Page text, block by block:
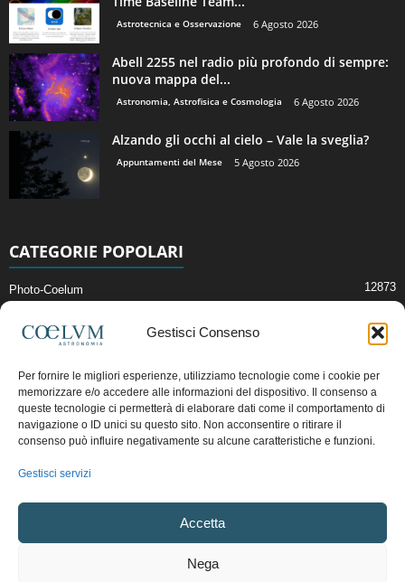
Gestisci Consenso
Per fornire le migliori esperienze, utilizziamo tecnologie come i cookie per
memorizzare e/o accedere alle informazioni del dispositivo. Il consenso a
queste tecnologie ci permetterà di elaborare dati come il comportamento di
navigazione o ID unici su questo sito. Non acconsentire o ritirare il
consenso può influire negativamente su alcune caratteristiche e funzioni.
Gestisci servizi
Accetta
Nega
Astrotecnica e Osservazione 6 Agosto 2026
Abell 2255 nel radio più profondo di sempre:
nuova mappa del...
Astronomia, Astrofisica e Cosmologia 6 Agosto 2026
Alzando gli occhi al cielo – Vale la sveglia?
Appuntamenti del Mese 5 Agosto 2026
CATEGORIE POPOLARI
Photo-Coelum 12873
News di Astronomia 2409
Cielo del Mese
Astronomia, Astrofisica e Cosmologia
Articoli e Risorse On-Line
Copyright © 1997 - 2024 vietata la riproduzione.